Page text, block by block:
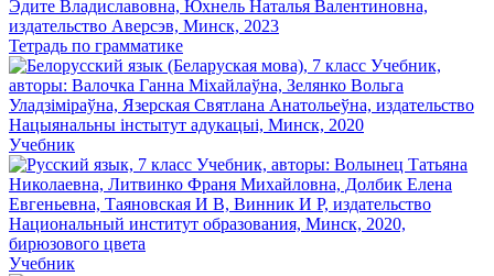
Тетрадь по грамматике
Учебник
Учебник